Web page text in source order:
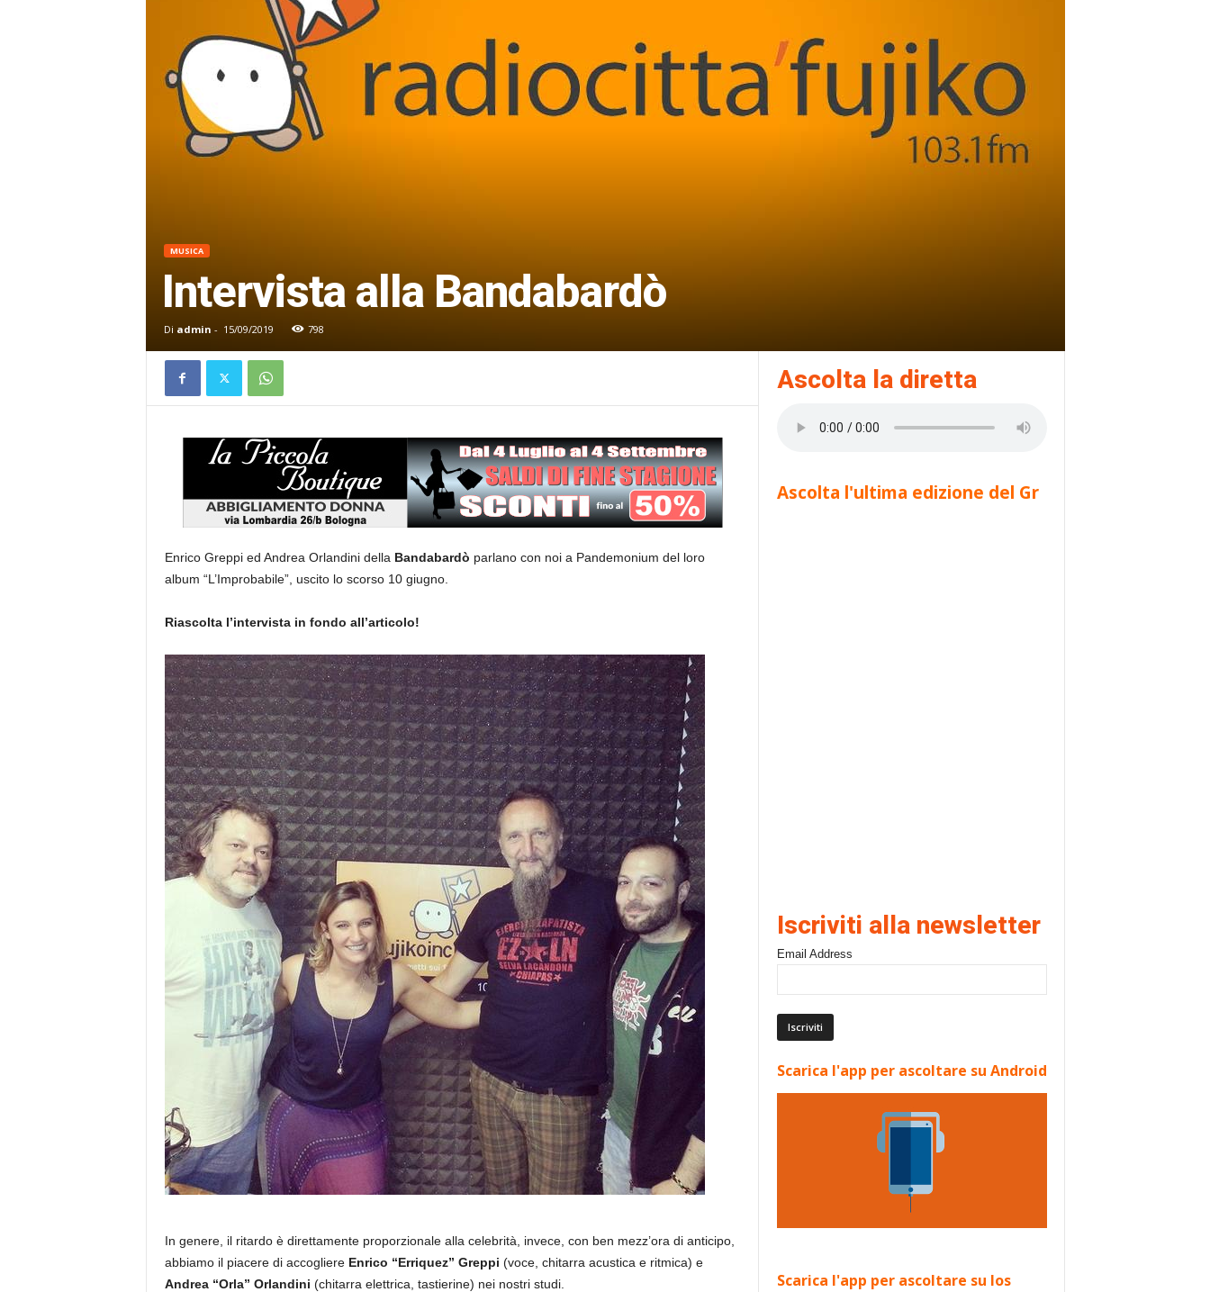
MUSICA
Intervista alla Bandabardò
Di admin - 15/09/2019 798
Enrico Greppi ed Andrea Orlandini della Bandabardò parlano con noi a Pandemonium del loro
album “L’Improbabile”, uscito lo scorso 10 giugno.
Riascolta l’intervista in fondo all’articolo!
In genere, il ritardo è direttamente proporzionale alla celebrità, invece, con ben mezz’ora di anticipo,
abbiamo il piacere di accogliere Enrico “Erriquez” Greppi (voce, chitarra acustica e ritmica) e
Andrea “Orla” Orlandini (chitarra elettrica, tastierine) nei nostri studi.
Ascolta la diretta
Ascolta l'ultima edizione del Gr
Iscriviti alla newsletter
Email Address
Scarica l'app per ascoltare su Android
Scarica l'app per ascoltare su Ios